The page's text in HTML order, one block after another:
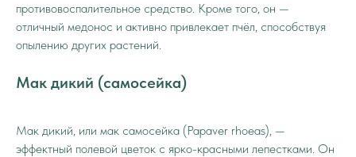
противовоспалительное средство. Кроме того, он —
отличный медонос и активно привлекает пчёл, способствуя
опылению других растений.
Мак дикий (самосейка)
Мак дикий, или мак самосейка (Papaver rhoeas), —
эффектный полевой цветок с ярко-красными лепестками. Он